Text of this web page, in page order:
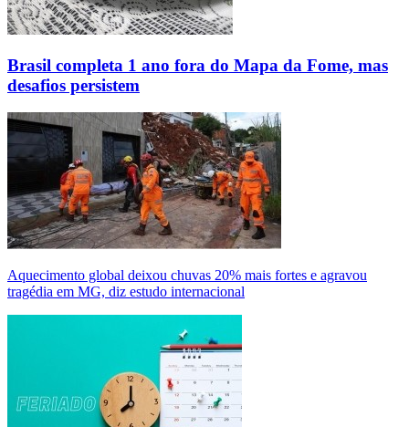
Brasil completa 1 ano fora do Mapa da Fome, mas
desafios persistem
Aquecimento global deixou chuvas 20% mais fortes e agravou
tragédia em MG, diz estudo internacional